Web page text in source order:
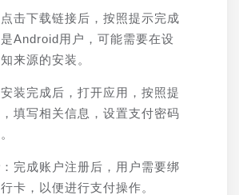
点击下载链接后，按照提示完成
Android用户，可能需要在设
来源的安装。
安装完成后，打开应用，按照提
填写相关信息，设置支付密码
：完成账户注册后，用户需要绑
卡，以便进行支付操作。